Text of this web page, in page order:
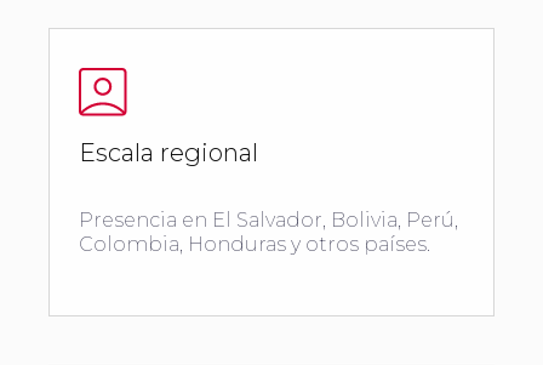
Escala regional
Presencia en El Salvador, Bolivia, Perú,
Colombia, Honduras y otros países.